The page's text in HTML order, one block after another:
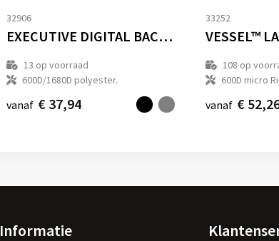
32906
EXECUTIVE DIGITAL BACKPACK
13 op voorraad
600D/1680D polyester.
vanaf € 37,94
33252
108 op
600D micro
vanaf €
Informatie